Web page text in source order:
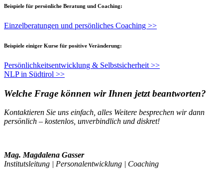
Beispiele für persönliche Beratung und Coaching:
Einzelberatungen und persönliches Coaching >>
Beispiele einiger Kurse für positive Veränderung:
Persönlichkeitsentwicklung & Selbstsicherheit >>
NLP in Südtirol >>
Welche Frage können wir Ihnen jetzt beantworten?
Kontaktieren Sie uns einfach, alles Weitere besprechen wir dann
persönlich – kostenlos, unverbindlich und diskret!
Mag. Magdalena Gasser
Institutsleitung | Personalentwicklung | Coaching